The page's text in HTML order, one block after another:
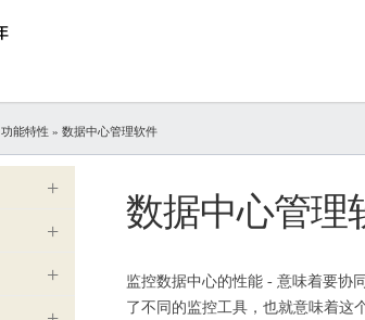
功能特性 » 数据中心管理软件
数据中心管理
监控数据中心的性能 - 意味着要协
了不同的监控工具，也就意味着这